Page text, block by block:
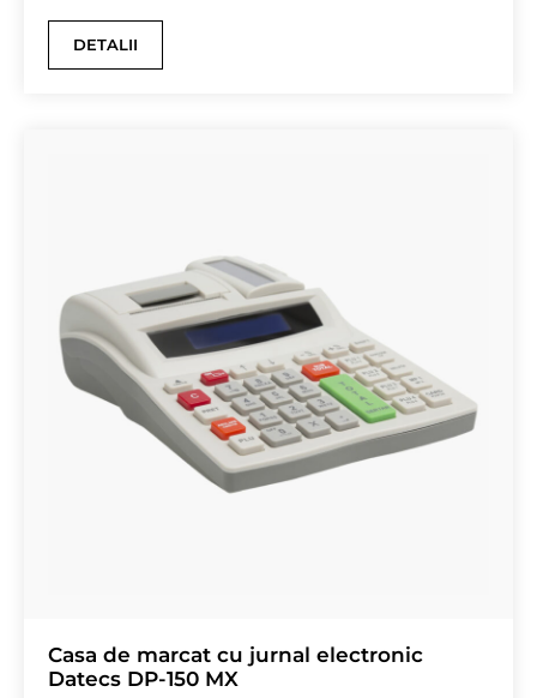
DETALII
Casa de marcat cu jurnal electronic
Datecs DP-150 MX